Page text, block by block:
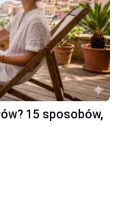
15 sposobów,